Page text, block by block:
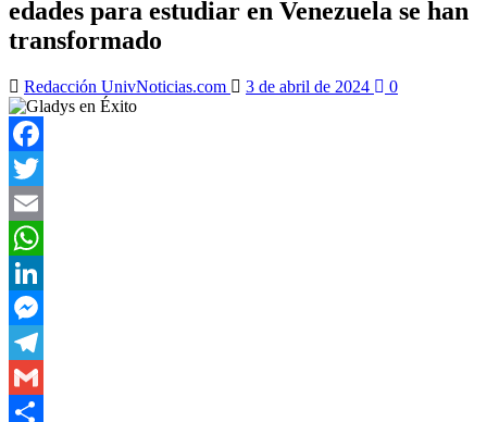
edades para estudiar en Venezuela se han
transformado
Redacción UnivNoticias.com 3 de abril de 2024 0
Facebook
Twitter
Email
WhatsApp
LinkedIn
Messenger
Telegram
Gmail